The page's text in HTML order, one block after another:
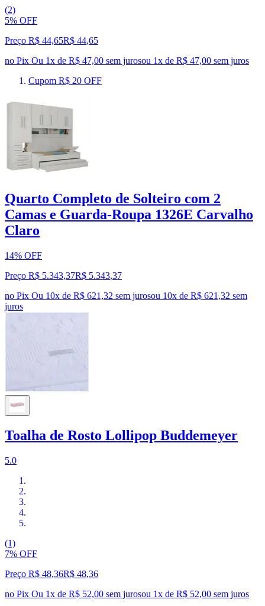
(2)
5% OFF
Preço R$ 44,65R$ 44,65
no Pix Ou 1x de R$ 47,00 sem jurosou 1x de R$ 47,00 sem juros
Cupom R$ 20 OFF
Quarto Completo de Solteiro com 2
Camas e Guarda-Roupa 1326E Carvalho
Claro
14% OFF
Preço R$ 5.343,37R$ 5.343,37
no Pix Ou 10x de R$ 621,32 sem jurosou 10x de R$ 621,32 sem
juros
Toalha de Rosto Lollipop Buddemeyer
5.0
(1)
7% OFF
Preço R$ 48,36R$ 48,36
no Pix Ou 1x de R$ 52,00 sem jurosou 1x de R$ 52,00 sem juros